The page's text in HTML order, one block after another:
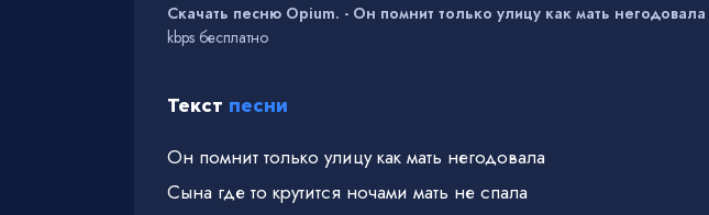
Скачать песню Opium. - Он помнит только улицу как мать негодовала
kbps бесплатно
Текст песни
Он помнит только улицу как мать негодовала
Сына где то крутится ночами мать не спала